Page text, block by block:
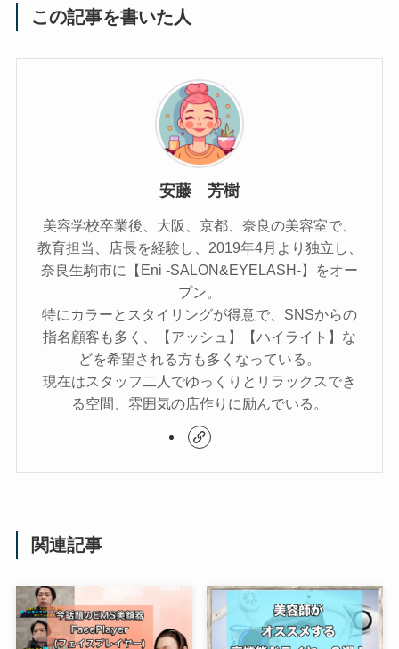
この記事を書いた人
安藤 芳樹
美容学校卒業後、大阪、京都、奈良の美容室で、
教育担当、店長を経験し、2019年4月より独立し、
奈良生駒市に【Eni -SALON&EYELASH-】をオー
プン。
特にカラーとスタイリングが得意で、SNSからの
指名顧客も多く、【アッシュ】【ハイライト】な
どを希望される方も多くなっている。
現在はスタッフ二人でゆっくりとリラックスでき
る空間、雰囲気の店作りに励んでいる。
関連記事